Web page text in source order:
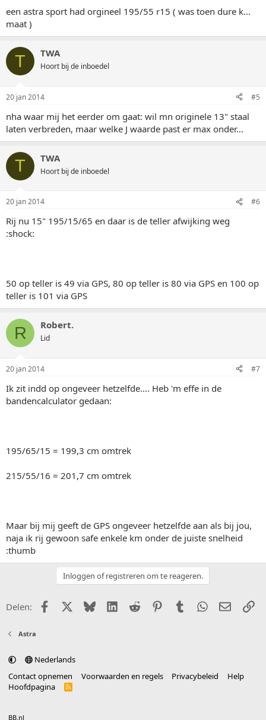
een astra sport had orgineel 195/55 r15 ( was toen dure k...
maat )
T TWA
Hoort bij de inboedel
20 jan 2014 #5
nha waar mij het eerder om gaat: wil mn originele 13" staal
laten verbreden, maar welke J waarde past er max onder...
T TWA
Hoort bij de inboedel
20 jan 2014 #6
Rij nu 15" 195/15/65 en daar is de teller afwijking weg
:shock:
50 op teller is 49 via GPS, 80 op teller is 80 via GPS en 100 op
teller is 101 via GPS
R Robert.
Lid
20 jan 2014 #7
Ik zit indd op ongeveer hetzelfde.... Heb 'm effe in de
bandencalculator gedaan:
195/65/15 = 199,3 cm omtrek
215/55/16 = 201,7 cm omtrek
Maar bij mij geeft de GPS ongeveer hetzelfde aan als bij jou,
naja ik rij gewoon safe enkele km onder de juiste snelheid
:thumb
Inloggen of registreren om te reageren.
Delen: FacebookX (Twitter)
BlueskyLinkedIn
Reddit PinterestTumblr WhatsApp
E-mail
Astra
Nederlands
Contact opnemen
Voorwaarden en regels Privacybeleid
Help
Hoofdpagina
R
BB.nl